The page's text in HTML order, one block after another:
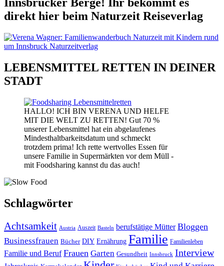
Innsbrucker Berge! Ihr bekommt es
direkt hier beim Naturzeit Reiseverlag
LEBENSMITTEL RETTEN IN DEINER
STADT
HALLO! ICH BIN VERENA UND HELFE
MIT DIE WELT ZU RETTEN! Gut 70 %
unserer Lebensmittel hat ein abgelaufenes
Mindesthaltbarkeitsdatum und schmeckt
trotzdem prima! Ich rette wertvolles Essen für
unsere Familie in Supermärkten vor dem Müll -
mit Foodsharing kannst du das auch!
Schlagwörter
Achtsamkeit Austria Auszeit Basteln berufstätige Mütter Bloggen
Businessfrauen Bücher DIY Ernährung Familie Familienleben
Familie und Beruf Frauen Garten Gesundheit Innsbruck Interview